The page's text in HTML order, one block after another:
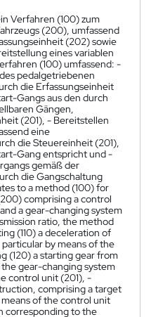
Verfahren (100) zum
(200), umfassend
(202) sowie
eines variablen
(100) umfassend: -
pedalgetriebenen
die Erfassungseinheit
Gangs aus den durch
Gängen,
(201), - Bereitstellen
eine
die Steuereinheit (201),
Gang entspricht und -
gemäß der
die Gangschaltung
to a method (100) for
comprising a control
a gear-changing system
ratio, the method
(110) a deceleration of
by means of the
(120) a starting gear from
gear-changing system
control unit (201), -
comprising a target
of the control unit
corresponding to the